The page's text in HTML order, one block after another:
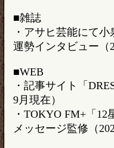
■雑誌
・アサヒ芸能にて
運勢インタビュー（
■WEB
・記事サイト「
9月現在）
・TOKYO FM+「
メッセージ監修（